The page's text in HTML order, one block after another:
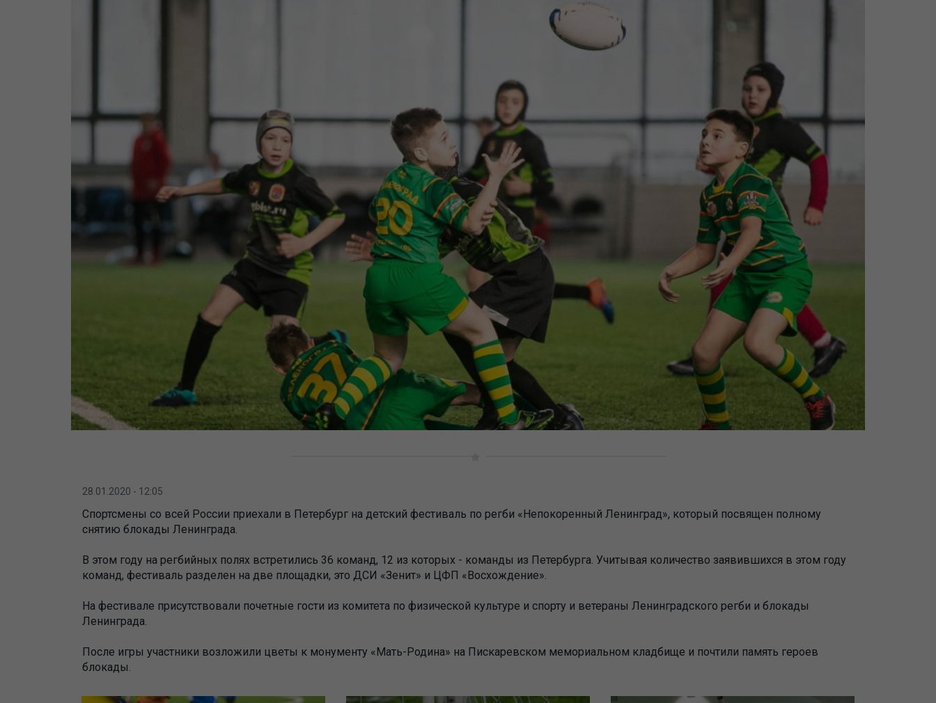
28.01.2020 - 12:05
Спортсмены со всей России приехали в Петербург на детский фестиваль по регби «Непокоренный Ленинград», который посвящен полному
снятию блокады Ленинграда.
В этом году на регбийных полях встретились 36 команд, 12 из которых - команды из Петербурга. Учитывая количество заявившихся в этом году
команд, фестиваль разделен на две площадки, это ДСИ «Зенит» и ЦФП «Восхождение».
На фестивале присутствовали почетные гости из комитета по физической культуре и спорту и ветераны Ленинградского регби и блокады
Ленинграда.
После игры участники возложили цветы к монументу «Мать-Родина» на Пискаревском мемориальном кладбище и почтили память героев
блокады.